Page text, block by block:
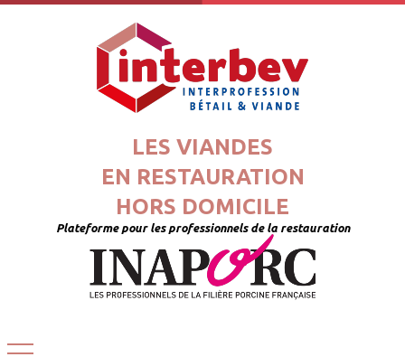
LES VIANDES
EN RESTAURATION
HORS DOMICILE
Plateforme pour les professionnels de la restauration